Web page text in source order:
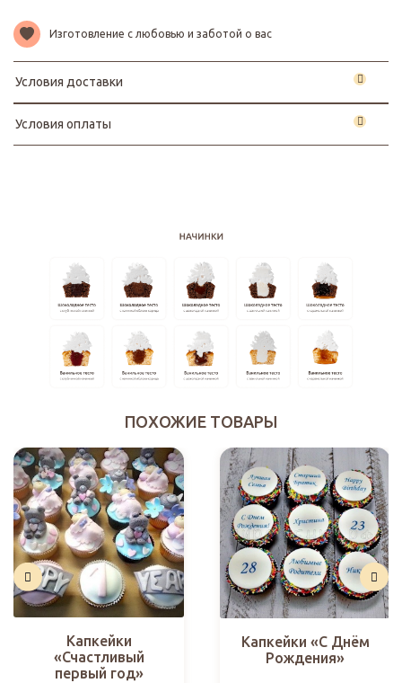
Изготовление с любовью и заботой о вас
Условия доставки
Условия оплаты
ПОХОЖИЕ ТОВАРЫ
Капкейки
«Счастливый
первый год»
Капкейки «С Днём
Рождения»